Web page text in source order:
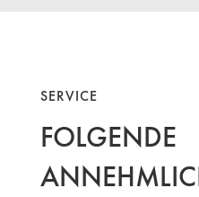
SERVICE
FOLGENDE